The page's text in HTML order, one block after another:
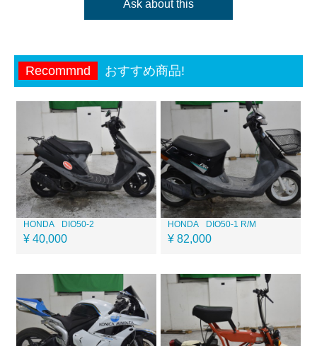
Ask about this
Recommnd おすすめ商品!
HONDA DIO50-2
¥ 40,000
HONDA DIO50-1 R/M
¥ 82,000